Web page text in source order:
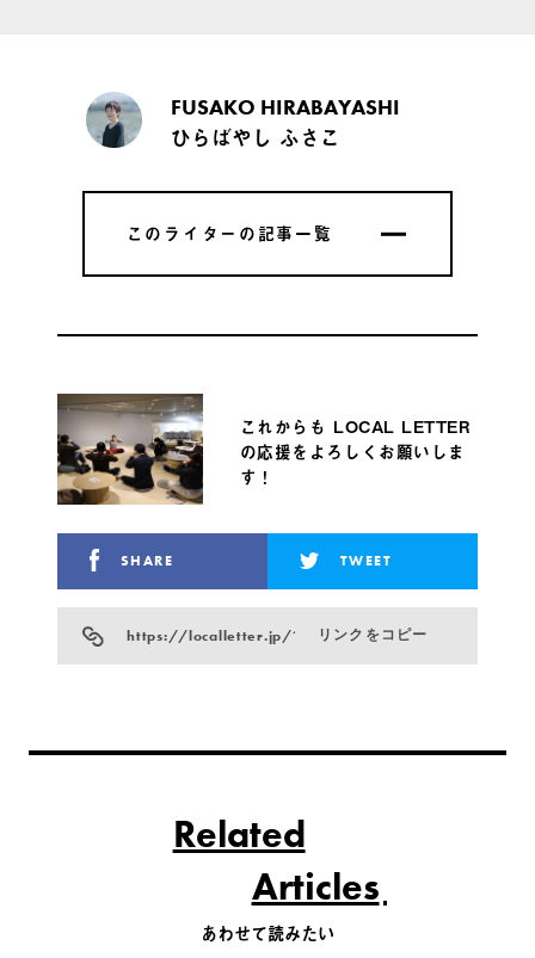
FUSAKO HIRABAYASHI
ひらばやし ふさこ
このライターの記事一覧
このライターの記事一覧
これからも LOCAL LETTER
の応援をよろしくお願いしま
す！
SHARE TWEET
https://localletter.jp/?p=12261リンクをコピー
Related
Articles
あわせて読みたい